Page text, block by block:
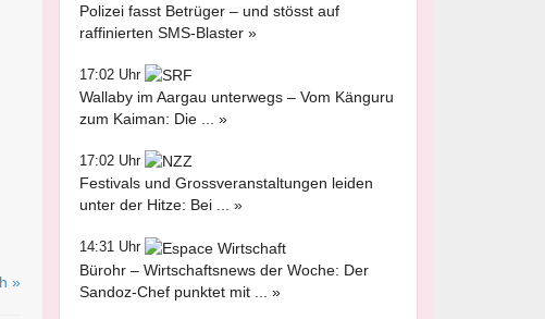
»
Polizei fasst Betrüger – und stösst auf
raffinierten SMS-Blaster »
17:02 Uhr
Wallaby im Aargau unterwegs – Vom Känguru
zum Kaiman: Die ... »
17:02 Uhr
Festivals und Grossveranstaltungen leiden
unter der Hitze: Bei ... »
14:31 Uhr
Bürohr – Wirtschaftsnews der Woche: Der
Sandoz-Chef punktet mit ... »